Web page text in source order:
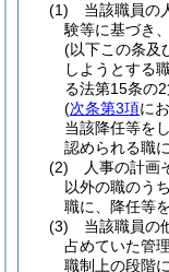
(1)
当該職員の
験等に基づき
(以下この条及
しようとする
る法第15条の
(次条第3項に
当該降任等を
認められる職
(2)
人事の計画
以外の職のう
職に、降任等
(3)
当該職員の
占めていた管
職制上の段階